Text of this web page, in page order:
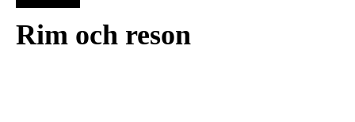
Rim och reson